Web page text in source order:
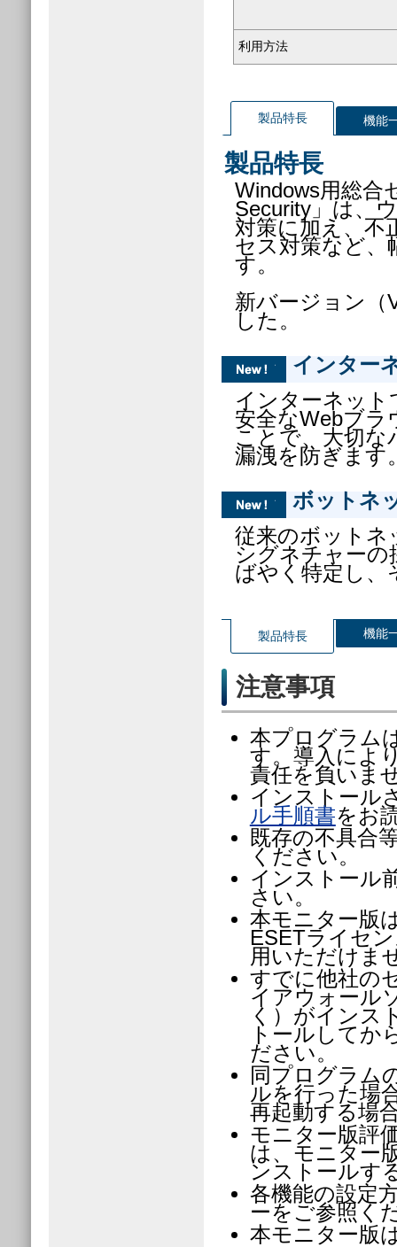
利用方法
製品特長 機能
製品特長
Windows用総合
Security」は、
対策に加え、不
セス対策など、
す。
新バージョン（
した。
インター
インターネット
安全なWebブラ
ことで、大切
漏洩を防ぎます
ボットネ
従来のボットネ
シグネチャー
ばやく特定し、
製品特長 機能
注意事項
本プログラム
す。導入によ
責任を負いま
インストール
ル手順書をお
既存の不具合
ください。
インストール
さい。
本モニター版
ESETライセ
用いただけま
すでに他社の
イアウォール
く）がインス
トールしてか
ださい。
同プログラム
ルを行った場
再起動する場
モニター版評
は、モニター
ンストールす
各機能の設定
ーをご参照く
本モニター版